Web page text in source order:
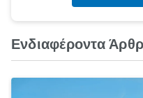
Ενδιαφέροντα